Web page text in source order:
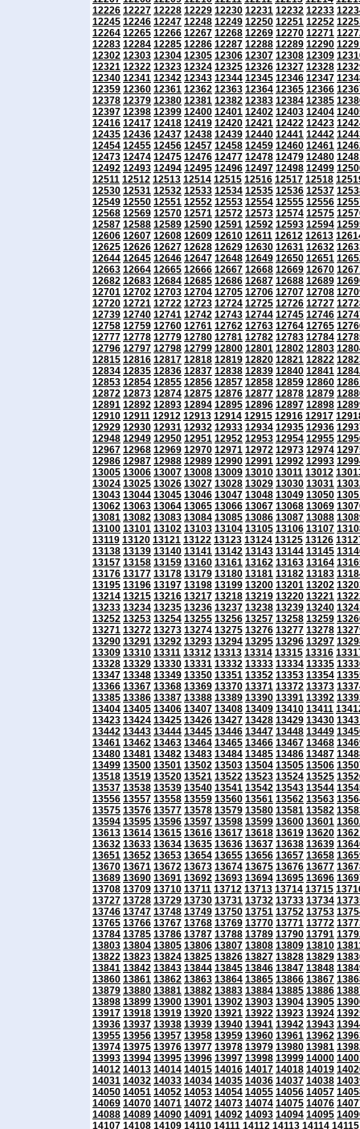
12226 12227 12228 12229 12230 12231 12232 12233
12245 12246 12247 12248 12249 12250 12251 12252
12264 12265 12266 12267 12268 12269 12270 12271
12283 12284 12285 12286 12287 12288 12289 12290
12302 12303 12304 12305 12306 12307 12308 12309
12321 12322 12323 12324 12325 12326 12327 12328
12340 12341 12342 12343 12344 12345 12346 12347
12359 12360 12361 12362 12363 12364 12365 12366
12378 12379 12380 12381 12382 12383 12384 12385
12397 12398 12399 12400 12401 12402 12403 12404
12416 12417 12418 12419 12420 12421 12422 12423
12435 12436 12437 12438 12439 12440 12441 12442
12454 12455 12456 12457 12458 12459 12460 12461
12473 12474 12475 12476 12477 12478 12479 12480
12492 12493 12494 12495 12496 12497 12498 12499
12511 12512 12513 12514 12515 12516 12517 12518
12530 12531 12532 12533 12534 12535 12536 12537
12549 12550 12551 12552 12553 12554 12555 12556
12568 12569 12570 12571 12572 12573 12574 12575
12587 12588 12589 12590 12591 12592 12593 12594
12606 12607 12608 12609 12610 12611 12612 12613
12625 12626 12627 12628 12629 12630 12631 12632
12644 12645 12646 12647 12648 12649 12650 12651
12663 12664 12665 12666 12667 12668 12669 12670
12682 12683 12684 12685 12686 12687 12688 12689
12701 12702 12703 12704 12705 12706 12707 12708
12720 12721 12722 12723 12724 12725 12726 12727
12739 12740 12741 12742 12743 12744 12745 12746
12758 12759 12760 12761 12762 12763 12764 12765
12777 12778 12779 12780 12781 12782 12783 12784
12796 12797 12798 12799 12800 12801 12802 12803
12815 12816 12817 12818 12819 12820 12821 12822
12834 12835 12836 12837 12838 12839 12840 12841
12853 12854 12855 12856 12857 12858 12859 12860
12872 12873 12874 12875 12876 12877 12878 12879
12891 12892 12893 12894 12895 12896 12897 12898
12910 12911 12912 12913 12914 12915 12916 12917
12929 12930 12931 12932 12933 12934 12935 12936
12948 12949 12950 12951 12952 12953 12954 12955
12967 12968 12969 12970 12971 12972 12973 12974
12986 12987 12988 12989 12990 12991 12992 12993
13005 13006 13007 13008 13009 13010 13011 13012
13024 13025 13026 13027 13028 13029 13030 13031
13043 13044 13045 13046 13047 13048 13049 13050
13062 13063 13064 13065 13066 13067 13068 13069
13081 13082 13083 13084 13085 13086 13087 13088
13100 13101 13102 13103 13104 13105 13106 13107
13119 13120 13121 13122 13123 13124 13125 13126
13138 13139 13140 13141 13142 13143 13144 13145
13157 13158 13159 13160 13161 13162 13163 13164
13176 13177 13178 13179 13180 13181 13182 13183
13195 13196 13197 13198 13199 13200 13201 13202
13214 13215 13216 13217 13218 13219 13220 13221
13233 13234 13235 13236 13237 13238 13239 13240
13252 13253 13254 13255 13256 13257 13258 13259
13271 13272 13273 13274 13275 13276 13277 13278
13290 13291 13292 13293 13294 13295 13296 13297
13309 13310 13311 13312 13313 13314 13315 13316
13328 13329 13330 13331 13332 13333 13334 13335
13347 13348 13349 13350 13351 13352 13353 13354
13366 13367 13368 13369 13370 13371 13372 13373
13385 13386 13387 13388 13389 13390 13391 13392
13404 13405 13406 13407 13408 13409 13410 13411
13423 13424 13425 13426 13427 13428 13429 13430
13442 13443 13444 13445 13446 13447 13448 13449
13461 13462 13463 13464 13465 13466 13467 13468
13480 13481 13482 13483 13484 13485 13486 13487
13499 13500 13501 13502 13503 13504 13505 13506
13518 13519 13520 13521 13522 13523 13524 13525
13537 13538 13539 13540 13541 13542 13543 13544
13556 13557 13558 13559 13560 13561 13562 13563
13575 13576 13577 13578 13579 13580 13581 13582
13594 13595 13596 13597 13598 13599 13600 13601
13613 13614 13615 13616 13617 13618 13619 13620
13632 13633 13634 13635 13636 13637 13638 13639
13651 13652 13653 13654 13655 13656 13657 13658
13670 13671 13672 13673 13674 13675 13676 13677
13689 13690 13691 13692 13693 13694 13695 13696
13708 13709 13710 13711 13712 13713 13714 13715
13727 13728 13729 13730 13731 13732 13733 13734
13746 13747 13748 13749 13750 13751 13752 13753
13765 13766 13767 13768 13769 13770 13771 13772
13784 13785 13786 13787 13788 13789 13790 13791
13803 13804 13805 13806 13807 13808 13809 13810
13822 13823 13824 13825 13826 13827 13828 13829
13841 13842 13843 13844 13845 13846 13847 13848
13860 13861 13862 13863 13864 13865 13866 13867
13879 13880 13881 13882 13883 13884 13885 13886
13898 13899 13900 13901 13902 13903 13904 13905
13917 13918 13919 13920 13921 13922 13923 13924
13936 13937 13938 13939 13940 13941 13942 13943
13955 13956 13957 13958 13959 13960 13961 13962
13974 13975 13976 13977 13978 13979 13980 13981
13993 13994 13995 13996 13997 13998 13999 14000
14012 14013 14014 14015 14016 14017 14018 14019
14031 14032 14033 14034 14035 14036 14037 14038
14050 14051 14052 14053 14054 14055 14056 14057
14069 14070 14071 14072 14073 14074 14075 14076
14088 14089 14090 14091 14092 14093 14094 14095
14107 14108 14109 14110 14111 14112 14113 14114 14115